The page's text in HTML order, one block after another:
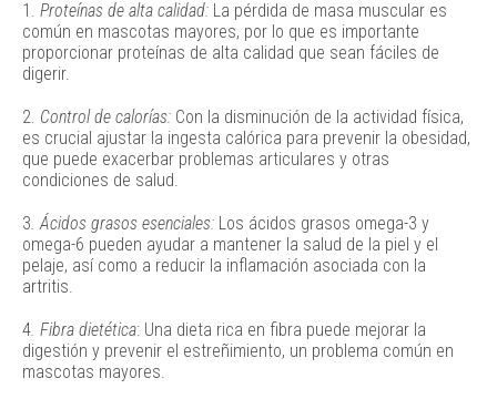
1. Proteínas de alta calidad: La pérdida de masa muscular es
común en mascotas mayores, por lo que es importante
proporcionar proteínas de alta calidad que sean fáciles de
digerir.
2. Control de calorías: Con la disminución de la actividad física,
es crucial ajustar la ingesta calórica para prevenir la obesidad,
que puede exacerbar problemas articulares y otras
condiciones de salud.
3. Ácidos grasos esenciales: Los ácidos grasos omega-3 y
omega-6 pueden ayudar a mantener la salud de la piel y el
pelaje, así como a reducir la inflamación asociada con la
artritis.
4. Fibra dietética: Una dieta rica en fibra puede mejorar la
digestión y prevenir el estreñimiento, un problema común en
mascotas mayores.